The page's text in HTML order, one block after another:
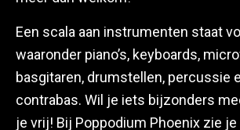
Een scala aan instrumenten staat
waaronder piano’s, keyboards,
basgitaren, drumstellen, percussie
contrabas. Wil je iets bijzonders
je vrij! Bij Poppodium Phoenix zie